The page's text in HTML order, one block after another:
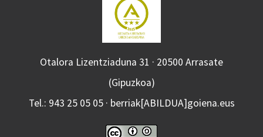
Otalora Lizentziaduna 31 · 20500 Arrasate
(Gipuzkoa)
Tel.: 943 25 05 05 · berriak[ABILDUA]goiena.eus